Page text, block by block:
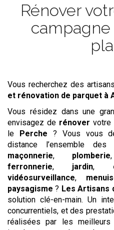
Rénover
Vous recherchez des
et rénovation de parquet à
Vous résidez dans une
envisagez de rénover votre
le
Perche ? Vous vous
distance l’ensemble des
maçonnerie, plomberie
ferronnerie, jardin,
vidéosurveillance,
paysagisme ? Les Artisans
solution clé-en-main. Un
concurrentiels, et des
réalisées par les